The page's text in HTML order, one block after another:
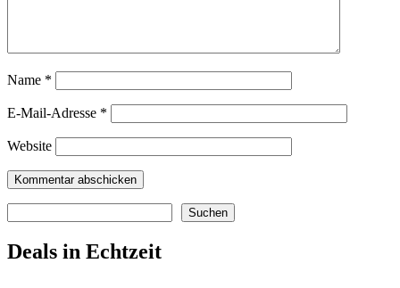
Name *
E-Mail-Adresse *
Website
Suchen
Deals in Echtzeit